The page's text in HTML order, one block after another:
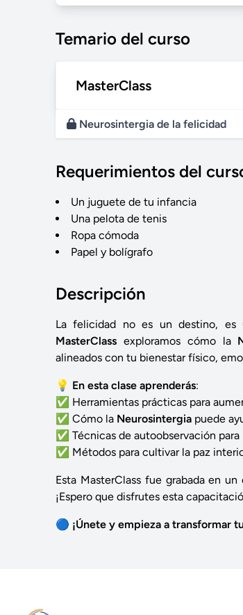
Temario del curso
MasterClass
Neurosintergia de la felicidad
Requerimientos del
Un juguete de tu infancia
Una pelota de tenis
Ropa cómoda
Papel y bolígrafo
Descripción
La felicidad no es un destino, es
MasterClass exploramos cómo la
alineados con tu bienestar físico,
💡 En esta clase aprenderás:
✅ Herramientas prácticas para
✅ Cómo la Neurosintergia puede
✅ Técnicas de autoobservación
✅ Métodos para cultivar la paz
Esta MasterClass fue grabada en
¡Espero que disfrutes esta
🔵 ¡Únete y empieza a transformar